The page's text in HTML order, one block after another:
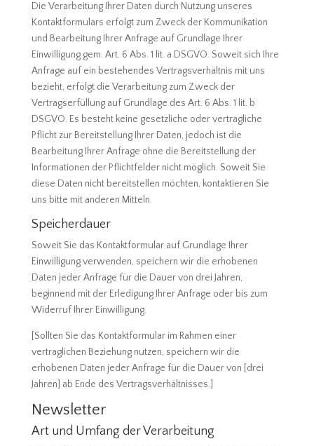
Die Verarbeitung Ihrer Daten durch Nutzung unseres
Kontaktformulars erfolgt zum Zweck der Kommunikation
und Bearbeitung Ihrer Anfrage auf Grundlage Ihrer
Einwilligung gem. Art. 6 Abs. 1 lit. a DSGVO. Soweit sich Ihre
Anfrage auf ein bestehendes Vertragsverhältnis mit uns
bezieht, erfolgt die Verarbeitung zum Zweck der
Vertragserfüllung auf Grundlage des Art. 6 Abs. 1 lit. b
DSGVO. Es besteht keine gesetzliche oder vertragliche
Pflicht zur Bereitstellung Ihrer Daten, jedoch ist die
Bearbeitung Ihrer Anfrage ohne die Bereitstellung der
Informationen der Pflichtfelder nicht möglich. Soweit Sie
diese Daten nicht bereitstellen möchten, kontaktieren Sie
uns bitte mit anderen Mitteln.
Speicherdauer
Soweit Sie das Kontaktformular auf Grundlage Ihrer
Einwilligung verwenden, speichern wir die erhobenen
Daten jeder Anfrage für die Dauer von drei Jahren,
beginnend mit der Erledigung Ihrer Anfrage oder bis zum
Widerruf Ihrer Einwilligung.
[Sollten Sie das Kontaktformular im Rahmen einer
vertraglichen Beziehung nutzen, speichern wir die
erhobenen Daten jeder Anfrage für die Dauer von [drei
Jahren] ab Ende des Vertragsverhältnisses.]
Newsletter
Art und Umfang der Verarbeitung